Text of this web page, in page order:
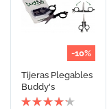
-10%
Tijeras Plegables
Buddy's